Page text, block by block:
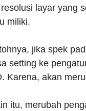
layar yang
miliki.
jika spek
setting ke
Karena, akan
itu, merubah